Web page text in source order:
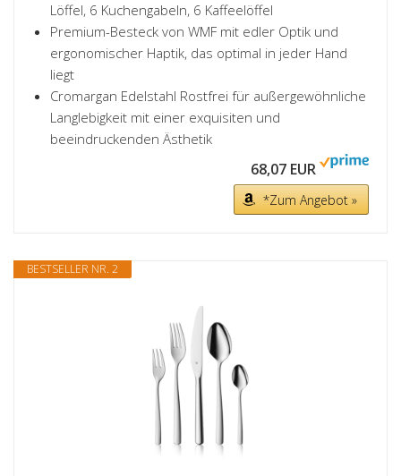
Löffel, 6 Kuchengabeln, 6 Kaffeelöffel
Premium-Besteck von WMF mit edler Optik und
ergonomischer Haptik, das optimal in jeder Hand
liegt
Cromargan Edelstahl Rostfrei für außergewöhnliche
Langlebigkeit mit einer exquisiten und
beeindruckenden Ästhetik
68,07 EUR
*Zum Angebot »
BESTSELLER NR. 2